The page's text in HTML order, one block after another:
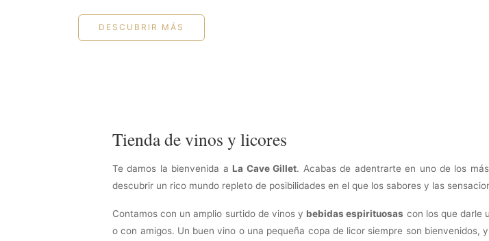
DESCUBRIR MÁS
Tienda de vinos y licores
Te damos la bienvenida aLa Cave Gillet. Acabas de adentrarte en uno de los
descubrir un rico mundo repleto de posibilidades en el que los sabores y las
Contamos con un amplio surtido de vinos ybebidas espirituosas con los que darle
o con amigos. Un buen vino o una pequeña copa de licor siempre son